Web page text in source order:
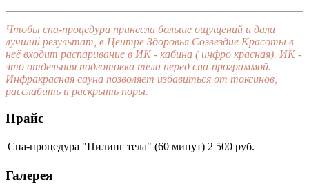
Чтобы спа-процедура принесла больше ощущений и дала
лучший результат, в Центре Здоровья Созвездие Красоты в
неё входит распаривание в ИК - кабина ( инфро красная). ИК -
это отдельная подготовка тела перед спа-программой.
Инфракрасная сауна позволяет избавиться от токсинов,
расслабить и раскрыть поры.
Прайс
Спа-процедура "Пилинг тела" (60 минут) 2 500 руб.
Галерея